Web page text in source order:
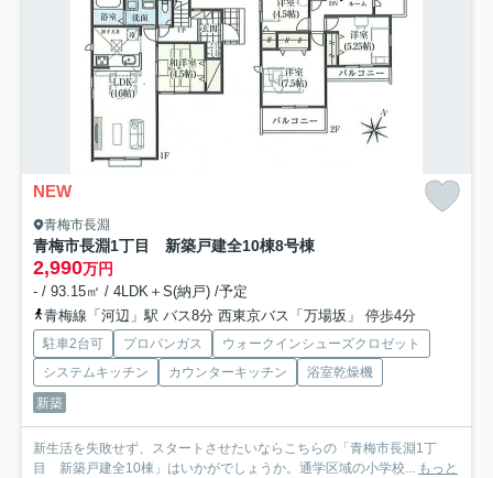
NEW
青梅市長淵
青梅市長淵1丁目 新築戸建全10棟8号棟
2,990万円
- / 93.15㎡ / 4LDK＋S(納戸) /予定
青梅線「河辺」駅 バス8分 西東京バス「万場坂」 停歩4分
駐車2台可 プロパンガス
ウォークインシューズクロゼット
システムキッチン
カウンターキッチン
浴室乾燥機
新築
新生活を失敗せず、スタートさせたいならこちらの「青梅市長淵1丁
目 新築戸建全10棟」はいかがでしょうか。通学区域の小学校... もっと